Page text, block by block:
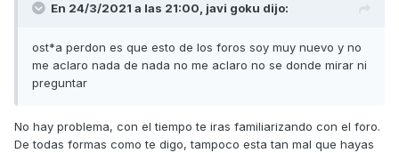
En 24/3/2021 a las 21:00, javi goku dijo:
ost*a perdon es que esto de los foros soy muy nuevo y no
me aclaro nada de nada no me aclaro no se donde mirar ni
preguntar
No hay problema, con el tiempo te iras familiarizando con el foro.
De todas formas como te digo, tampoco esta tan mal que hayas